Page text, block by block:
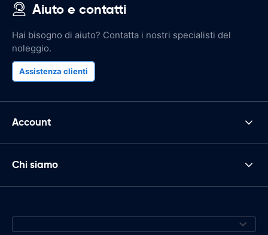
Aiuto e contatti
Hai bisogno di aiuto? Contatta i nostri specialisti del
noleggio.
Assistenza clienti
Account
Chi siamo